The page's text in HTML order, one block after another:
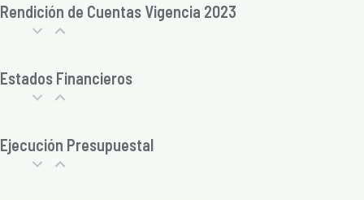
Rendición de Cuentas Vigencia 2023
Estados Financieros
Ejecución Presupuestal